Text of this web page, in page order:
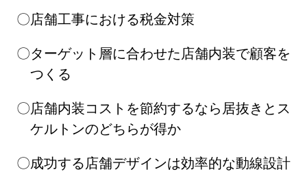
店舗工事における税金対策
ターゲット層に合わせた店舗内装で顧客を
つくる
店舗内装コストを節約するなら居抜きとス
ケルトンのどちらが得か
成功する店舗デザインは効率的な動線設計